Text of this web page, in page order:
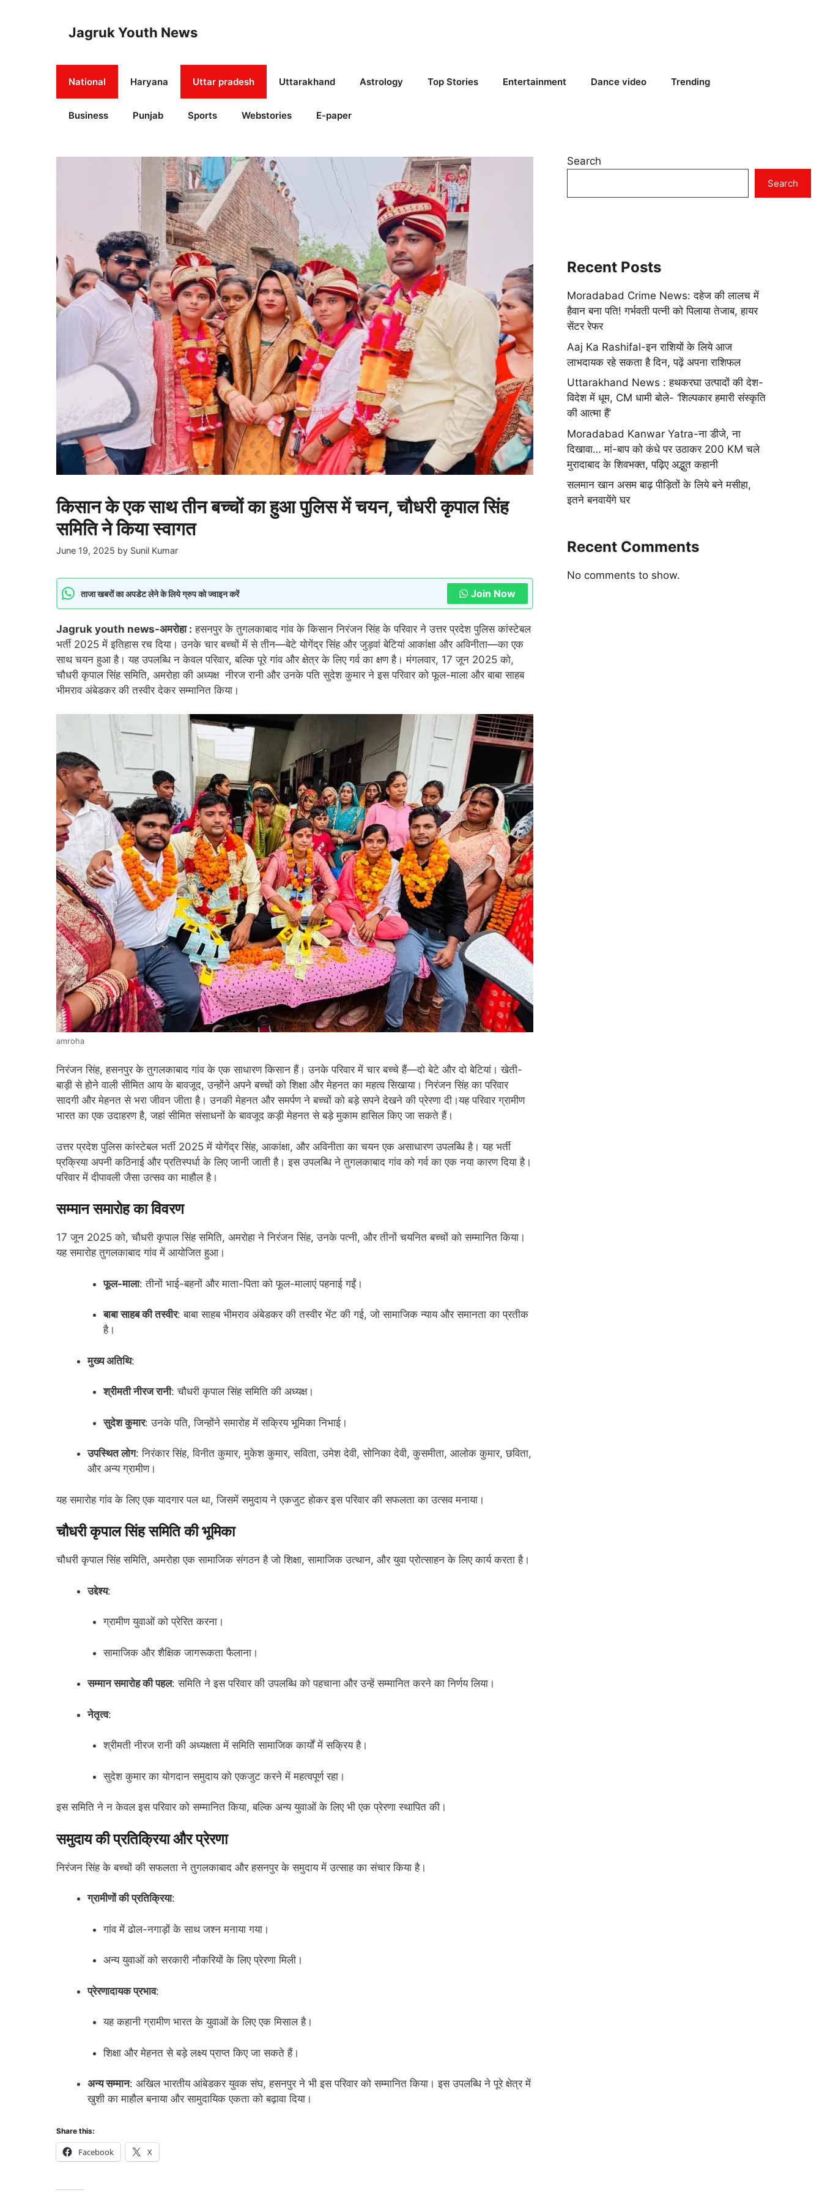
Jagruk Youth News
National Haryana Uttar pradesh Uttarakhand Astrology Top Stories Entertainment Dance video Trending
Business Punjab Sports Webstories E-paper
किसान के एक साथ तीन बच्चों का हुआ पुलिस में चयन, चौधरी कृपाल सिंह
समिति ने किया स्वागत
June 19, 2025 by Sunil Kumar
ताजा खबरों का अपडेट लेने के लिये ग्रुप को ज्वाइन करें Join Now
Jagruk youth news-अमरोहा : हसनपुर के तुगलकाबाद गांव के किसान निरंजन सिंह के परिवार ने उत्तर प्रदेश पुलिस कांस्टेबल
भर्ती 2025 में इतिहास रच दिया। उनके चार बच्चों में से तीन—बेटे योगेंद्र सिंह और जुड़वां बेटियां आकांक्षा और अविनीता—का एक
साथ चयन हुआ है। यह उपलब्धि न केवल परिवार, बल्कि पूरे गांव और क्षेत्र के लिए गर्व का क्षण है। मंगलवार, 17 जून 2025 को,
चौधरी कृपाल सिंह समिति, अमरोहा की अध्यक्ष नीरज रानी और उनके पति सुदेश कुमार ने इस परिवार को फूल-माला और बाबा साहब
भीमराव अंबेडकर की तस्वीर देकर सम्मानित किया।
amroha
निरंजन सिंह, हसनपुर के तुगलकाबाद गांव के एक साधारण किसान हैं। उनके परिवार में चार बच्चे हैं—दो बेटे और दो बेटियां। खेती-
बाड़ी से होने वाली सीमित आय के बावजूद, उन्होंने अपने बच्चों को शिक्षा और मेहनत का महत्व सिखाया। निरंजन सिंह का परिवार
सादगी और मेहनत से भरा जीवन जीता है। उनकी मेहनत और समर्पण ने बच्चों को बड़े सपने देखने की प्रेरणा दी।यह परिवार ग्रामीण
भारत का एक उदाहरण है, जहां सीमित संसाधनों के बावजूद कड़ी मेहनत से बड़े मुकाम हासिल किए जा सकते हैं।
उत्तर प्रदेश पुलिस कांस्टेबल भर्ती 2025 में योगेंद्र सिंह, आकांक्षा, और अविनीता का चयन एक असाधारण उपलब्धि है। यह भर्ती
प्रक्रिया अपनी कठिनाई और प्रतिस्पर्धा के लिए जानी जाती है। इस उपलब्धि ने तुगलकाबाद गांव को गर्व का एक नया कारण दिया है।
परिवार में दीपावली जैसा उत्सव का माहौल है।
सम्मान समारोह का विवरण
17 जून 2025 को, चौधरी कृपाल सिंह समिति, अमरोहा ने निरंजन सिंह, उनके पत्नी, और तीनों चयनित बच्चों को सम्मानित किया।
यह समारोह तुगलकाबाद गांव में आयोजित हुआ।
फूल-माला: तीनों भाई-बहनों और माता-पिता को फूल-मालाएं पहनाई गईं।
बाबा साहब की तस्वीर: बाबा साहब भीमराव अंबेडकर की तस्वीर भेंट की गई, जो सामाजिक न्याय और समानता का प्रतीक
है।
मुख्य अतिथि:
श्रीमती नीरज रानी: चौधरी कृपाल सिंह समिति की अध्यक्ष।
सुदेश कुमार: उनके पति, जिन्होंने समारोह में सक्रिय भूमिका निभाई।
उपस्थित लोग: निरंकार सिंह, विनीत कुमार, मुकेश कुमार, सविता, उमेश देवी, सोनिका देवी, कुसमीता, आलोक कुमार, छविता,
और अन्य ग्रामीण।
यह समारोह गांव के लिए एक यादगार पल था, जिसमें समुदाय ने एकजुट होकर इस परिवार की सफलता का उत्सव मनाया।
चौधरी कृपाल सिंह समिति की भूमिका
चौधरी कृपाल सिंह समिति, अमरोहा एक सामाजिक संगठन है जो शिक्षा, सामाजिक उत्थान, और युवा प्रोत्साहन के लिए कार्य करता है।
उद्देश्य:
ग्रामीण युवाओं को प्रेरित करना।
सामाजिक और शैक्षिक जागरूकता फैलाना।
सम्मान समारोह की पहल: समिति ने इस परिवार की उपलब्धि को पहचाना और उन्हें सम्मानित करने का निर्णय लिया।
नेतृत्व:
श्रीमती नीरज रानी की अध्यक्षता में समिति सामाजिक कार्यों में सक्रिय है।
सुदेश कुमार का योगदान समुदाय को एकजुट करने में महत्वपूर्ण रहा।
इस समिति ने न केवल इस परिवार को सम्मानित किया, बल्कि अन्य युवाओं के लिए भी एक प्रेरणा स्थापित की।
समुदाय की प्रतिक्रिया और प्रेरणा
निरंजन सिंह के बच्चों की सफलता ने तुगलकाबाद और हसनपुर के समुदाय में उत्साह का संचार किया है।
ग्रामीणों की प्रतिक्रिया:
गांव में ढोल-नगाड़ों के साथ जश्न मनाया गया।
अन्य युवाओं को सरकारी नौकरियों के लिए प्रेरणा मिली।
प्रेरणादायक प्रभाव:
यह कहानी ग्रामीण भारत के युवाओं के लिए एक मिसाल है।
शिक्षा और मेहनत से बड़े लक्ष्य प्राप्त किए जा सकते हैं।
अन्य सम्मान: अखिल भारतीय आंबेडकर युवक संघ, हसनपुर ने भी इस परिवार को सम्मानित किया।इस उपलब्धि ने पूरे क्षेत्र में
खुशी का माहौल बनाया और सामुदायिक एकता को बढ़ावा दिया।
Share this:
Facebook X
Search
Search
Recent Posts
Moradabad Crime News: दहेज की लालच में
हैवान बना पति! गर्भवती पत्नी को पिलाया तेजाब, हायर
सेंटर रेफर
Aaj Ka Rashifal-इन राशियों के लिये आज
लाभदायक रहे सकता है दिन, पढ़ें अपना राशिफल
Uttarakhand News : हथकरघा उत्पादों की देश-
विदेश में धूम, CM धामी बोले- ‘शिल्पकार हमारी संस्कृति
की आत्मा हैं’
Moradabad Kanwar Yatra-ना डीजे, ना
दिखावा… मां-बाप को कंधे पर उठाकर 200 KM चले
मुरादाबाद के शिवभक्त, पढ़िए अद्भुत कहानी
सलमान खान असम बाढ़ पीड़ितों के लिये बने मसीहा,
इतने बनवायेंगे घर
Recent Comments
No comments to show.